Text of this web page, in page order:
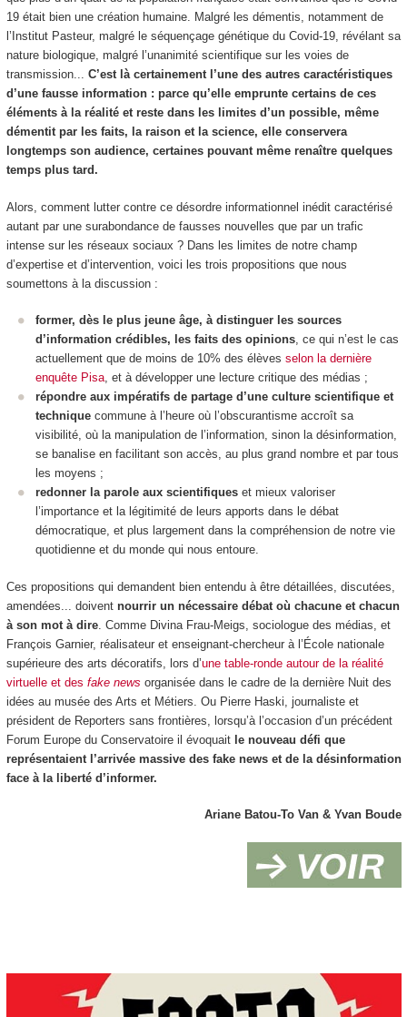
19 était bien une création humaine. Malgré les démentis, notamment de
l’Institut Pasteur, malgré le séquençage génétique du Covid-19, révélant sa
nature biologique, malgré l’unanimité scientifique sur les voies de
transmission... C’est là certainement l’une des autres caractéristiques
d’une fausse information : parce qu’elle emprunte certains de ces
éléments à la réalité et reste dans les limites d’un possible, même
démentit par les faits, la raison et la science, elle conservera
longtemps son audience, certaines pouvant même renaître quelques
temps plus tard.
Alors, comment lutter contre ce désordre informationnel inédit caractérisé
autant par une surabondance de fausses nouvelles que par un trafic
intense sur les réseaux sociaux ? Dans les limites de notre champ
d’expertise et d’intervention, voici les trois propositions que nous
soumettons à la discussion :
former, dès le plus jeune âge, à distinguer les sources
d’information crédibles, les faits des opinions, ce qui n’est le cas
actuellement que de moins de 10% des élèves selon la dernière
enquête Pisa, et à développer une lecture critique des médias ;
répondre aux impératifs de partage d’une culture scientifique et
technique commune à l’heure où l’obscurantisme accroît sa
visibilité, où la manipulation de l’information, sinon la désinformation,
se banalise en facilitant son accès, au plus grand nombre et par tous
les moyens ;
redonner la parole aux scientifiques et mieux valoriser
l’importance et la légitimité de leurs apports dans le débat
démocratique, et plus largement dans la compréhension de notre vie
quotidienne et du monde qui nous entoure.
Ces propositions qui demandent bien entendu à être détaillées, discutées,
amendées... doivent nourrir un nécessaire débat où chacune et chacun
à son mot à dire. Comme Divina Frau-Meigs, sociologue des médias, et
François Garnier, réalisateur et enseignant-chercheur à l’École nationale
supérieure des arts décoratifs, lors d’une table-ronde autour de la réalité
virtuelle et des fake news organisée dans le cadre de la dernière Nuit des
idées au musée des Arts et Métiers. Ou Pierre Haski, journaliste et
président de Reporters sans frontières, lorsqu’à l’occasion d’un précédent
Forum Europe du Conservatoire il évoquait le nouveau défi que
représentaient l’arrivée massive des fake news et de la désinformation
face à la liberté d’informer.
Ariane Batou-To Van & Yvan Boude